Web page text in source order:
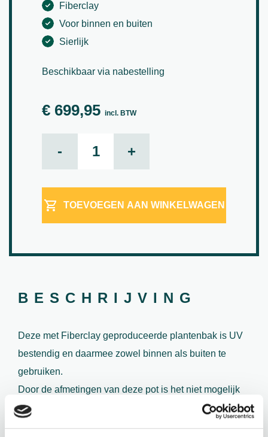
Fiberclay
Voor binnen en buiten
Sierlijk
Beschikbaar via nabestelling
€ 699,95 incl. BTW
- +
TOEVOEGEN AAN WINKELWAGEN
BESCHRIJVING
Deze met Fiberclay geproduceerde plantenbak is UV
bestendig en daarmee zowel binnen als buiten te
gebruiken.
Door de afmetingen van deze pot is het niet mogelijk
om het via de post te versturen. Voor de juiste levering